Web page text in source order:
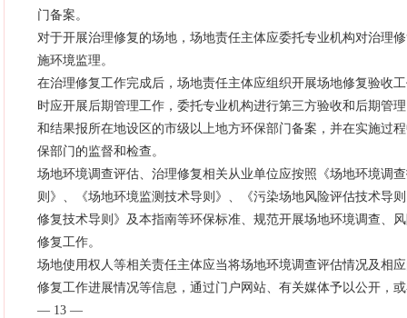
门备案。
对于开展治理修复的场地，场地责任主体应委托专业机构对治理
施环境监理。
在治理修复工作完成后，场地责任主体应组织开展场地修复验收
时应开展后期管理工作，委托专业机构进行第三方验收和后期管
和结果报所在地设区的市级以上地方环保部门备案，并在实施过
保部门的监督和检查。
场地环境调查评估、治理修复相关从业单位应按照《场地环境调
则》、《场地环境监测技术导则》、《污染场地风险评估技术导
修复技术导则》及本指南等环保标准、规范开展场地环境调查、
修复工作。
场地使用权人等相关责任主体应当将场地环境调查评估情况及相
修复工作进展情况等信息，通过门户网站、有关媒体予以公开，
— 13 —